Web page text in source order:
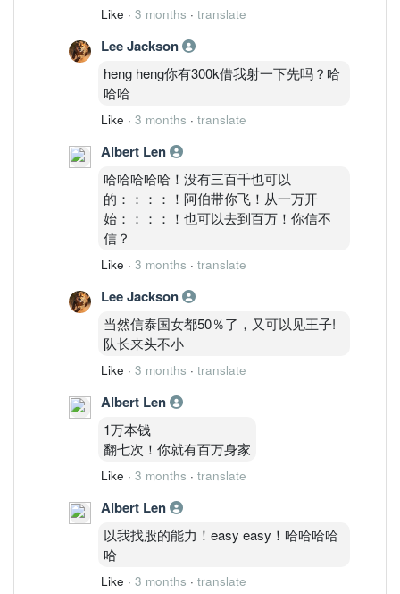
Like · 3 months · translate
Lee Jackson
heng heng你有300k借我射一下先吗？哈
哈哈
Like · 3 months · translate
Albert Len
哈哈哈哈哈！没有三百千也可以
的：：：：！阿伯带你飞！从一万开
始：：：：！也可以去到百万！你信不
信？
Like · 3 months · translate
Lee Jackson
当然信泰国女都50％了，又可以见王子!
队长来头不小
Like · 3 months · translate
Albert Len
1万本钱
翻七次！你就有百万身家
Like · 3 months · translate
Albert Len
以我找股的能力！easy easy！哈哈哈哈
哈
Like · 3 months · translate